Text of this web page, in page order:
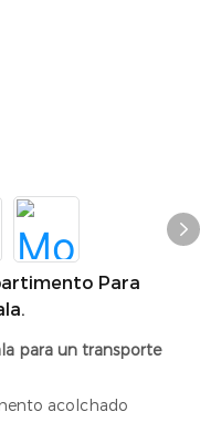
Para
para un transporte
acolchado